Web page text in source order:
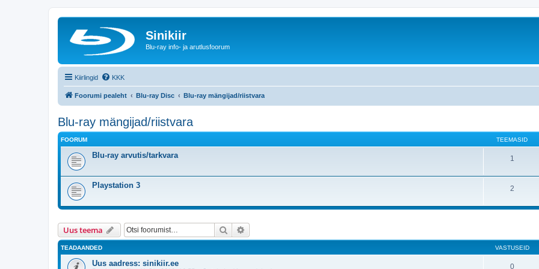
Sinikiir
Blu-ray info- ja arutlusfoorum
Kiirlingid KKK
Foorumi pealeht Blu-ray Disc Blu-ray mängijad/riistvara
Blu-ray mängijad/riistvara
FOORUM TEEMASID
Blu-ray arvutis/tarkvara 1
Playstation 3 2
Uus teema Otsi
TEADAANDED VASTUSEID
Uus aadress: sinikiir.ee 0